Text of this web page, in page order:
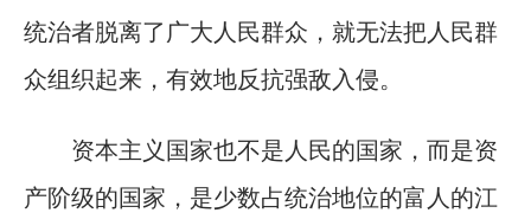
统治者脱离了广大人民群众，就无法把人民群
众组织起来，有效地反抗强敌入侵。
资本主义国家也不是人民的国家，而是资
产阶级的国家，是少数占统治地位的富人的江